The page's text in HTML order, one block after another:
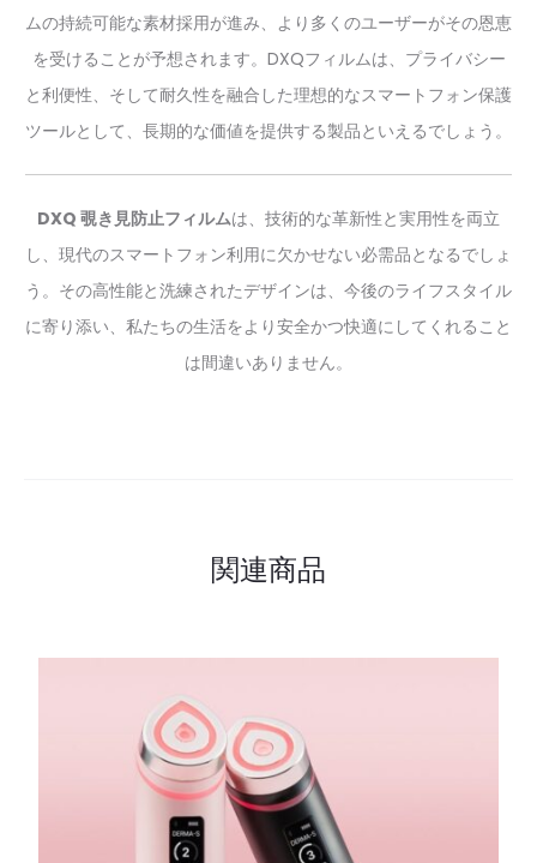
ムの持続可能な素材採用が進み、より多くのユーザーがその恩恵
を受けることが予想されます。DXQフィルムは、プライバシー
と利便性、そして耐久性を融合した理想的なスマートフォン保護
ツールとして、長期的な価値を提供する製品といえるでしょう。
DXQ 覗き見防止フィルムは、技術的な革新性と実用性を両立
し、現代のスマートフォン利用に欠かせない必需品となるでしょ
う。その高性能と洗練されたデザインは、今後のライフスタイル
に寄り添い、私たちの生活をより安全かつ快適にしてくれること
は間違いありません。
関連商品